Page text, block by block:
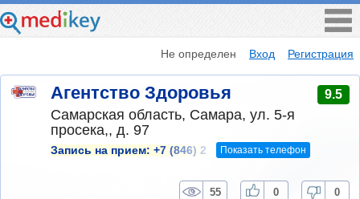
Не определен Вход Регистрация
Агентство Здоровья 9.5
Самарская область, Самара, ул. 5-я
просека,, д. 97
Запись на прием: +7 (846) 2 Показать телефон
55 0 0